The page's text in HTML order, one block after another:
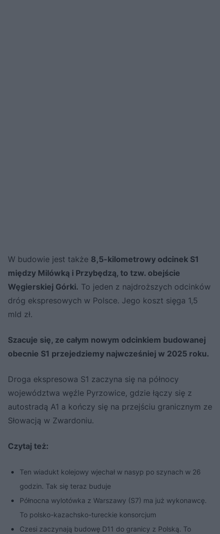
W budowie jest także 8,5-kilometrowy odcinek S1
między Milówką i Przybędzą, to tzw. obejście
Węgierskiej Górki. To jeden z najdroższych odcinków
dróg ekspresowych w Polsce. Jego koszt sięga 1,5
mld zł.
Szacuje się, ze całym nowym odcinkiem budowanej
obecnie S1 przejedziemy najwcześniej w 2025 roku.
Droga ekspresowa S1 zaczyna się na północy
województwa węźle Pyrzowice, gdzie łączy się z
autostradą A1 a kończy się na przejściu granicznym ze
Słowacją w Zwardoniu.
Czytaj też:
Ten wiadukt kolejowy wjechał w nasyp po szynach w 26
godzin. Tak się teraz buduje
Północna wylotówka z Warszawy (S7) ma już wykonawcę.
To polsko-kazachsko-tureckie konsorcjum
Czesi zaczynają budowę D11 do granicy z Polską. To